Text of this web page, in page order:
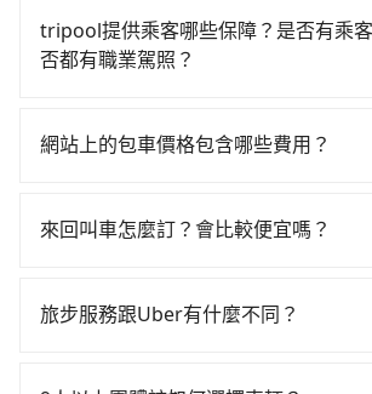
鐘，再乘坐53~55分鐘（平均55分）的
往左營高鐵站，每人票價670元，再用
地。全程加上轉車時間共2小時33分鐘
0.2%，換句話說，臨時要叫小黃的難度
路。但如果全程使用tripool並到府專車
$115~205承租小轎車，每公里再額外
到鹽埔漁港碼頭的花費預估為
估進去，但額外的汽車保險與可能的罰
數超過四位，更是沒有較大的七人座
修理，每一次租車都好像在開樂透一樣
灣大車隊和Yoxi，如果在路邊攔不到車
話至附近的計程車隊，如竹山計程汽車
$2,300。但如果你無法提前預約，或偏
北的500倍之多。如果當天或隔天也要
採現場議價，建議最好先上網預約，
tripool提供乘客哪些保障？是否有乘
否都有職業駕照？
查，符合職業駕駛資格的司機入隊服務
網站上的包車價格包含哪些費用？
乘客險、司機小費、營業稅等，不會再
來回叫車怎麼訂？會比較便宜嗎？
趟車的資訊，所以如果需要來回叫車，
旅步服務跟Uber有什麼不同？